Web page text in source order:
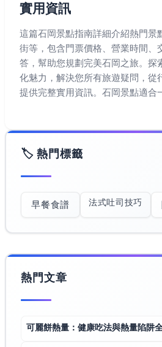
實用資訊
這篇石岡景點指南詳細介紹熱門景
街等，包含門票價格、營業時間、
答，幫助您規劃完美石岡之旅。探
化魅力，解決您所有旅遊疑問，從
提供完整實用資訊。石岡景點適合
🏷️ 熱門標籤
早餐食譜 法式吐司技巧
熱門文章
可麗餅熱量：健康吃法與熱量陷阱